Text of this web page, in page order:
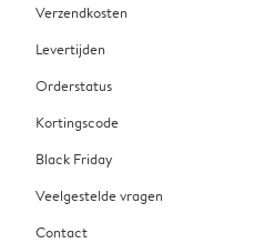
Verzendkosten
Levertijden
Orderstatus
Kortingscode
Black Friday
Veelgestelde vragen
Contact